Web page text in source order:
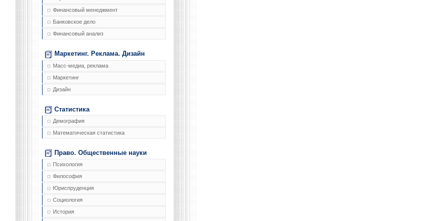
Финансовый менеджмент
Банковское дело
Финансовый анализ
Маркетинг. Реклама. Дизайн
Масс-медиа, реклама
Маркетинг
Дизайн
Статистика
Демография
Математическая статистика
Право. Общественные науки
Психология
Философия
Юриспруденция
Социология
История